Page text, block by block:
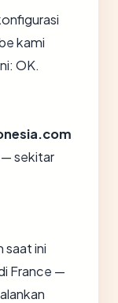
kami
OK.
sekitar
saat ini
France —